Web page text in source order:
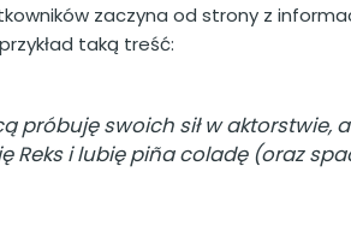
zaczyna od strony z
taką treść:
próbuję swoich sił w aktorstwie,
Reks i lubię piña coladę (oraz